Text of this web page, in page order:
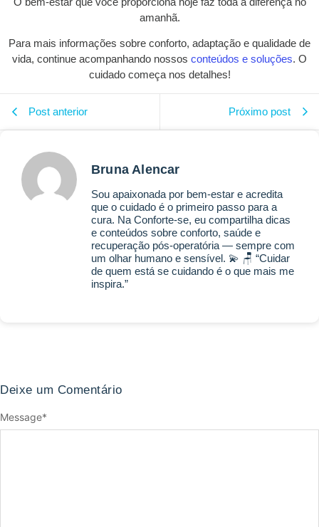
amanhã.
Para mais informações sobre conforto, adaptação e qualidade de
vida, continue acompanhando nossos conteúdos e soluções. O
cuidado começa nos detalhes!
Post anterior Próximo post
Bruna Alencar
Sou apaixonada por bem-estar e acredita
que o cuidado é o primeiro passo para a
cura. Na Conforte-se, eu compartilha dicas
e conteúdos sobre conforto, saúde e
recuperação pós-operatória — sempre com
um olhar humano e sensível. 💫 🪑 “Cuidar
de quem está se cuidando é o que mais me
inspira.”
Deixe um Comentário
Message*